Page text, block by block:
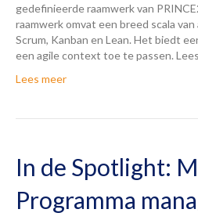
gedefinieerde raamwerk van
raamwerk omvat een breed scala
Scrum, Kanban en Lean. Het biedt
een agile context toe te passen.
Lees meer
In de Spotlight:
Programma